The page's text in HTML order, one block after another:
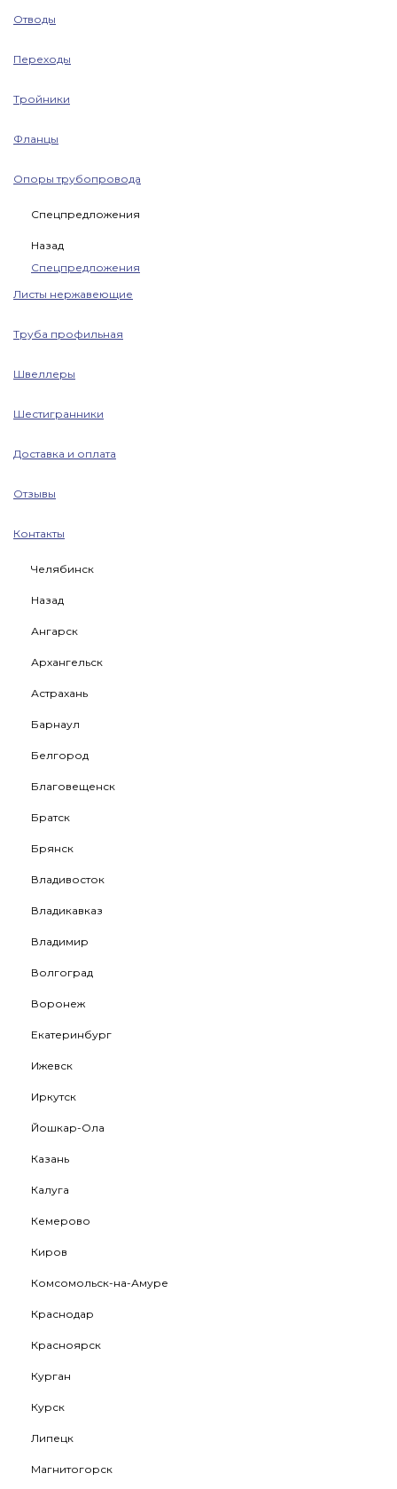
Отводы
Переходы
Тройники
Фланцы
Опоры трубопровода
Спецпредложения
Назад
Спецпредложения
Листы нержавеющие
Труба профильная
Швеллеры
Шестигранники
Доставка и оплата
Отзывы
Контакты
Челябинск
Назад
Ангарск
Архангельск
Астрахань
Барнаул
Белгород
Благовещенск
Братск
Брянск
Владивосток
Владикавказ
Владимир
Волгоград
Воронеж
Екатеринбург
Ижевск
Иркутск
Йошкар-Ола
Казань
Калуга
Кемерово
Киров
Комсомольск-на-Амуре
Краснодар
Красноярск
Курган
Курск
Липецк
Магнитогорск